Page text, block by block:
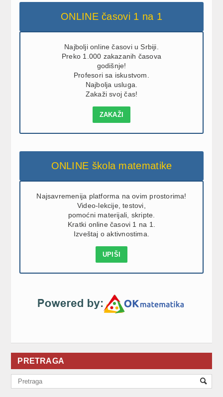
ONLINE časovi 1 na 1
Najbolji online časovi u Srbiji.
Preko 1.000 zakazanih časova
godišnje!
Profesori sa iskustvom.
Najbolja usluga.
Zakaži svoj čas!
ZAKAŽI
ONLINE škola matematike
Najsavremenija platforma na ovim prostorima!
Video-lekcije, testovi,
pomoćni materijali, skripte.
Kratki online časovi 1 na 1.
Izveštaj o aktivnostima.
UPIŠI
PRETRAGA